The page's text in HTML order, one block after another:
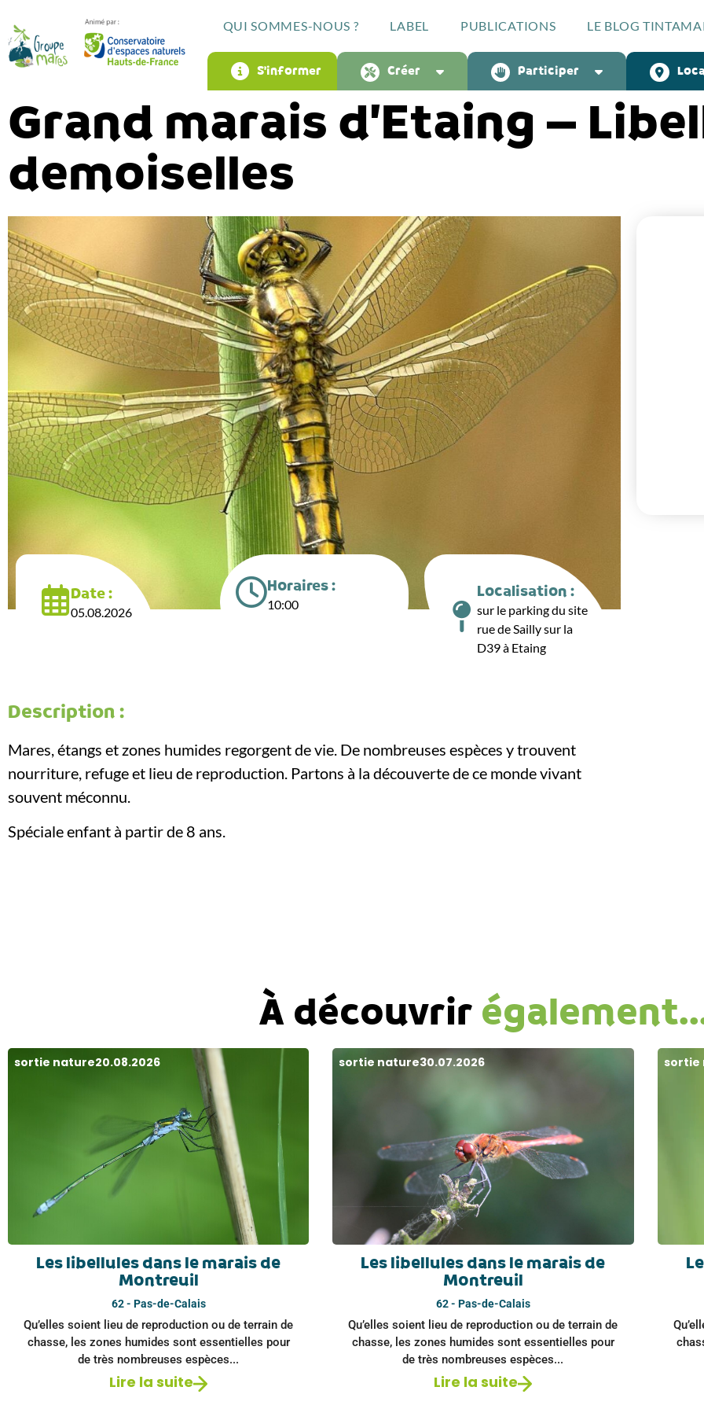
QUI SOMMES-NOUS ? LABEL PUBLICATIONS LE BLOG
S’informer Créer Participer
Grand marais d’Etaing –
demoiselles
Date :
05.08.2026
Horaires :
10:00 Localisation :
sur le parking du site
rue de Sailly sur la
D39 à Etaing
Description :
Mares, étangs et zones humides regorgent de vie. De nombreuses espèces y trouvent
nourriture, refuge et lieu de reproduction. Partons à la découverte de ce monde vivant
souvent méconnu.
Spéciale enfant à partir de 8 ans.
À découvrir
sortie nature20.08.2026
Les libellules dans le marais de
Montreuil
62 - Pas-de-Calais
Qu’elles soient lieu de reproduction ou de terrain de
chasse, les zones humides sont essentielles pour
de très nombreuses espèces...
Lire la suite
sortie nature30.07.2026
Les libellules dans le marais de
Montreuil
62 - Pas-de-Calais
Qu’elles soient lieu de reproduction ou de terrain de
chasse, les zones humides sont essentielles pour
de très nombreuses espèces...
Lire la suite
sortie